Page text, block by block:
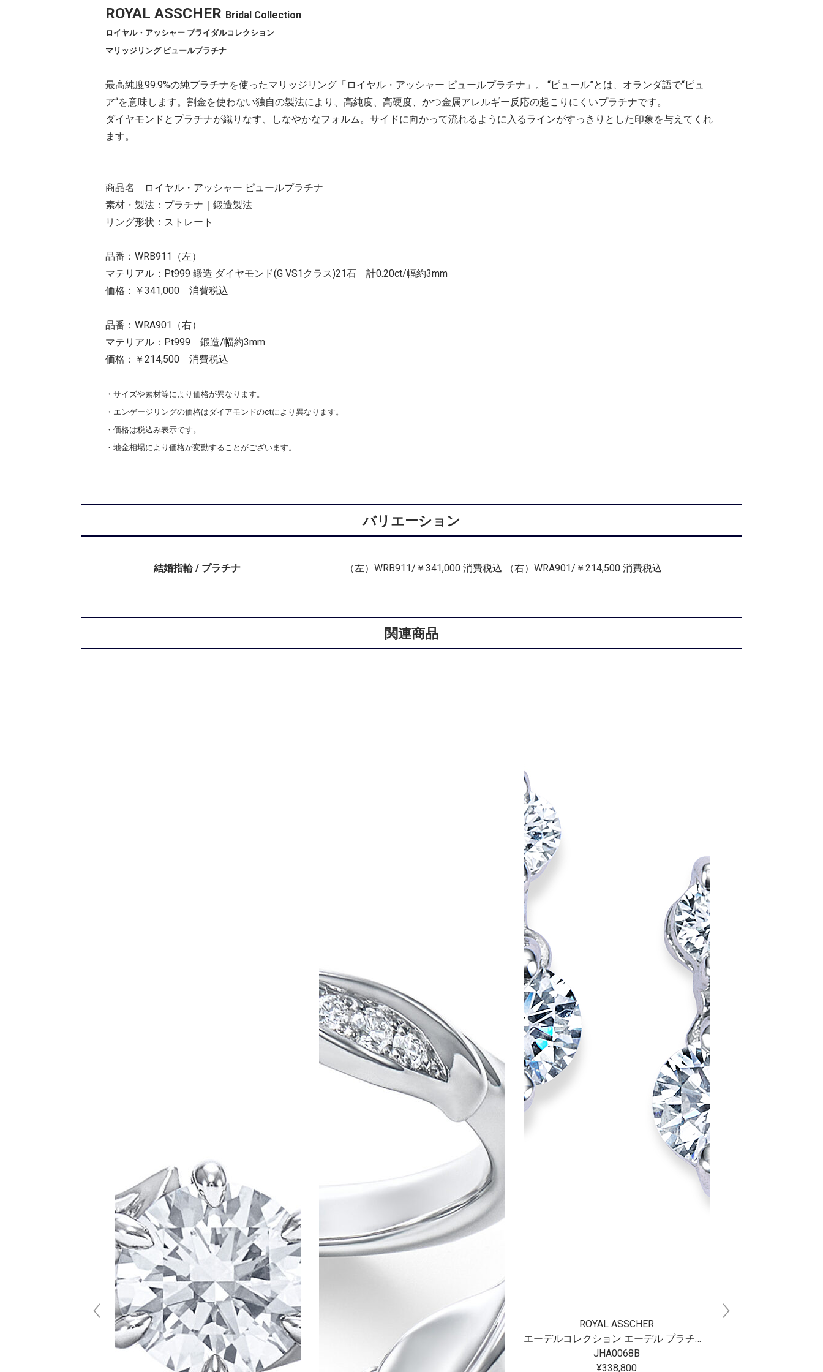
ROYAL ASSCHER Bridal Collection
ロイヤル・アッシャー ブライダルコレクション
マリッジリング ピュールプラチナ
最高純度99.9%の純プラチナを使ったマリッジリング「ロイヤル・アッシャー ピュールプラチナ」。 “ピュール”とは、オランダ語で“ピュ
ア“を意味します。割金を使わない独自の製法により、高純度、高硬度、かつ金属アレルギー反応の起こりにくいプラチナです。
ダイヤモンドとプラチナが織りなす、しなやかなフォルム。サイドに向かって流れるように入るラインがすっきりとした印象を与えてくれ
ます。
商品名 ロイヤル・アッシャー ピュールプラチナ
素材・製法：プラチナ｜鍛造製法
リング形状：ストレート
品番：WRB911（左）
マテリアル：Pt999 鍛造 ダイヤモンド(G VS1クラス)21石 計0.20ct/幅約3mm
価格：￥341,000 消費税込
品番：WRA901（右）
マテリアル：Pt999 鍛造/幅約3mm
価格：￥214,500 消費税込
・サイズや素材等により価格が異なります。
・エンゲージリングの価格はダイアモンドのctにより異なります。
・価格は税込み表示です。
・地金相場により価格が変動することがございます。
バリエーション
結婚指輪 / プラチナ （左）WRB911/￥341,000 消費税込 （右）WRA901/￥214,500 消費税込
関連商品
ROYAL ASSCHER
エーデルコレクション エーデル プラチナ ダイヤモンドピアス
JHA0068B
¥338,800